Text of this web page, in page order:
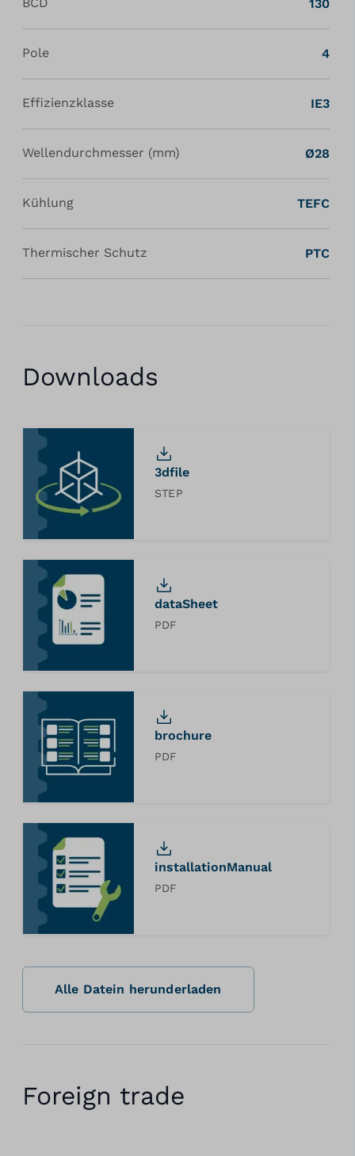
130
Pole 4
Effizienzklasse IE3
Wellendurchmesser (mm) Ø28
Kühlung TEFC
Thermischer Schutz PTC
Downloads
3dfile
STEP
dataSheet
PDF
brochure
PDF
installationManual
PDF
Alle Datein herunderladen
Foreign trade